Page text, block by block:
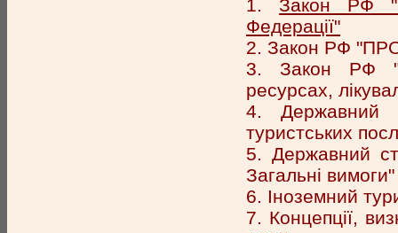
1. Закон РФ
Федерації"
2. Закон РФ
3. Закон РФ
ресурсах,
4. Державний
туристських
5. Державний
Загальні
6. Іноземний
7. Концепції,